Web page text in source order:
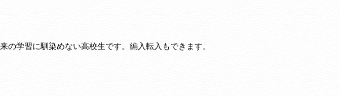
学習に馴染めない高校生です。編入転入もできます。